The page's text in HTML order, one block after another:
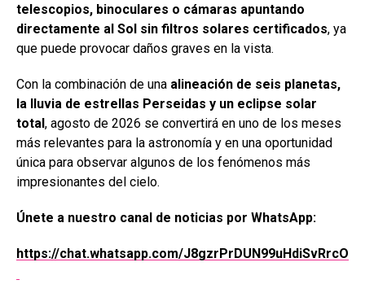
telescopios, binoculares o cámaras apuntando
directamente al Sol sin filtros solares certificados, ya
que puede provocar daños graves en la vista.
Con la combinación de una alineación de seis planetas,
la lluvia de estrellas Perseidas y un eclipse solar
total, agosto de 2026 se convertirá en uno de los meses
más relevantes para la astronomía y en una oportunidad
única para observar algunos de los fenómenos más
impresionantes del cielo.
Únete a nuestro canal de noticias por WhatsApp:
https://chat.whatsapp.com/J8gzrPrDUN99uHdiSvRrcO